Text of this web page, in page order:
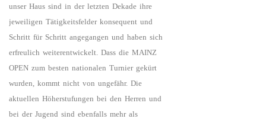
unser Haus sind in der letzten Dekade ihre
jeweiligen Tätigkeitsfelder konsequent und
Schritt für Schritt angegangen und haben sich
erfreulich weiterentwickelt. Dass die MAINZ
OPEN zum besten nationalen Turnier gekürt
wurden, kommt nicht von ungefähr. Die
aktuellen Höherstufungen bei den Herren und
bei der Jugend sind ebenfalls mehr als